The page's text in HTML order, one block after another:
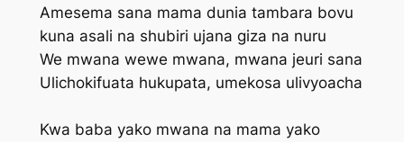
Amesema sana mama dunia tambara bovu
kuna asali na shubiri ujana giza na nuru
We mwana wewe mwana, mwana jeuri sana
Ulichokifuata hukupata, umekosa ulivyoacha
Kwa baba yako mwana na mama yako